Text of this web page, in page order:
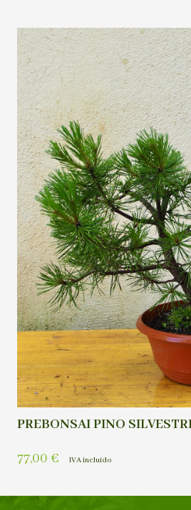
PREBONSAI PINO
77,00 € IVA incluído